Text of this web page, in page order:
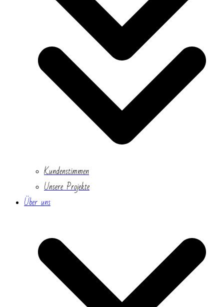
Kundenstimmen
Unsere Projekte
Über uns